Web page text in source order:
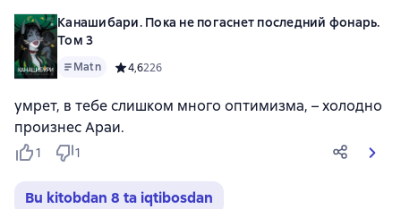
Канашибари. Пока не погаснет последний фонарь.
Том 3
Matn Средний рейтинг 4,6 на основе 226 оценок
4,6226
умрет, в тебе слишком много оптимизма, – холодно
произнес Араи.
1 1
Bu kitobdan 8 ta iqtibosdan